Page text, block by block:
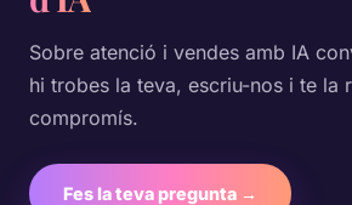
Sobre atenció i vendes amb IA
hi trobes la teva, escriu-nos i te la
compromís.
Fes la teva pregunta →